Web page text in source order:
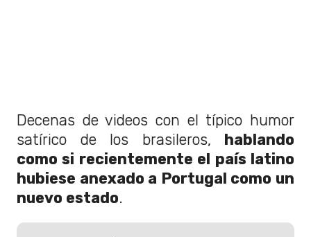
Decenas de videos con el típico humor
satírico de los brasileros, hablando
como si recientemente el país latino
hubiese anexado a Portugal como un
nuevo estado.